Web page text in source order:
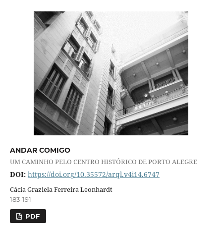
ANDAR COMIGO
UM CAMINHO PELO CENTRO HISTÓRICO DE PORTO ALEGRE
DOI: https://doi.org/10.35572/arql.v4i14.6747
Cácia Graziela Ferreira Leonhardt
183-191
PDF